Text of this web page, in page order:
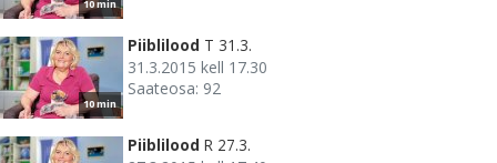
10 min
10 min
Piiblilood T 31.3.
31.3.2015 kell 17.30
Saateosa: 92
Piiblilood R 27.3.